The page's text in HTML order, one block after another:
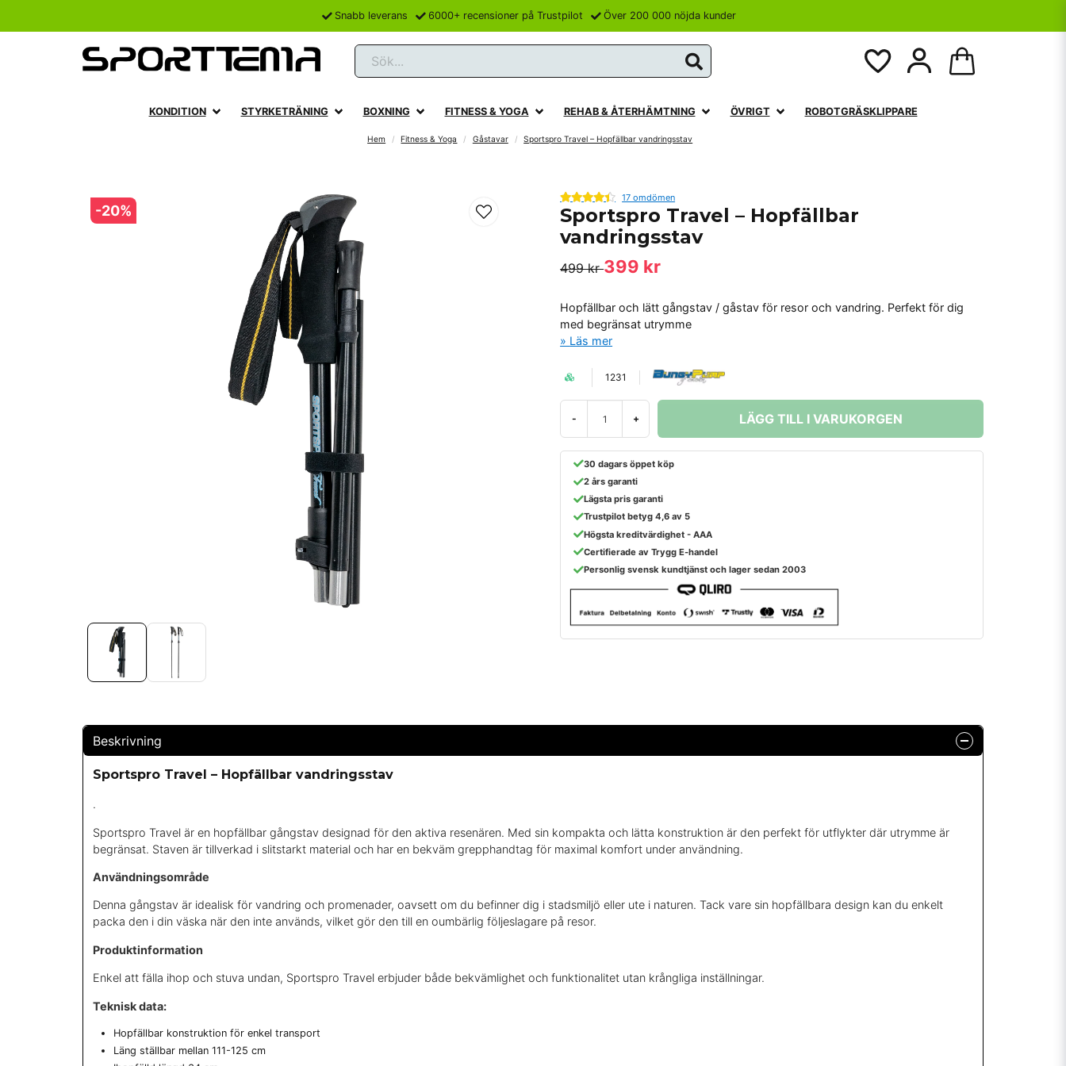
Snabb leverans 6000+ recensioner på Trustpilot Över 200 000 nöjda kunder
Sök...
KONDITION STYRKETRÄNING BOXNING FITNESS & YOGA REHAB & ÅTERHÄMTNING ÖVRIGT ROBOTGRÄSKLIPPARE
Hem Fitness & Yoga Gåstavar Sportspro Travel – Hopfällbar vandringsstav
-20%
17 omdömen
Sportspro Travel – Hopfällbar
vandringsstav
499 kr399 kr
Hopfällbar och lätt gångstav / gåstav för resor och vandring. Perfekt för dig
med begränsat utrymme
Läs mer
1231
- + LÄGG TILL I VARUKORGEN
30 dagars öppet köp
2 års garanti
Lägsta pris garanti
Trustpilot betyg 4,6 av 5
Högsta kreditvärdighet - AAA
Certifierade av Trygg E-handel
Personlig svensk kundtjänst och lager sedan 2003
Beskrivning
Sportspro Travel – Hopfällbar vandringsstav
.
Sportspro Travel är en hopfällbar gångstav designad för den aktiva resenären. Med sin kompakta och lätta konstruktion är den perfekt för utflykter där utrymme är
begränsat. Staven är tillverkad i slitstarkt material och har en bekväm grepphandtag för maximal komfort under användning.
Användningsområde
Denna gångstav är idealisk för vandring och promenader, oavsett om du befinner dig i stadsmiljö eller ute i naturen. Tack vare sin hopfällbara design kan du enkelt
packa den i din väska när den inte används, vilket gör den till en oumbärlig följeslagare på resor.
Produktinformation
Enkel att fälla ihop och stuva undan, Sportspro Travel erbjuder både bekvämlighet och funktionalitet utan krångliga inställningar.
Teknisk data:
Hopfällbar konstruktion för enkel transport
Läng ställbar mellan 111-125 cm